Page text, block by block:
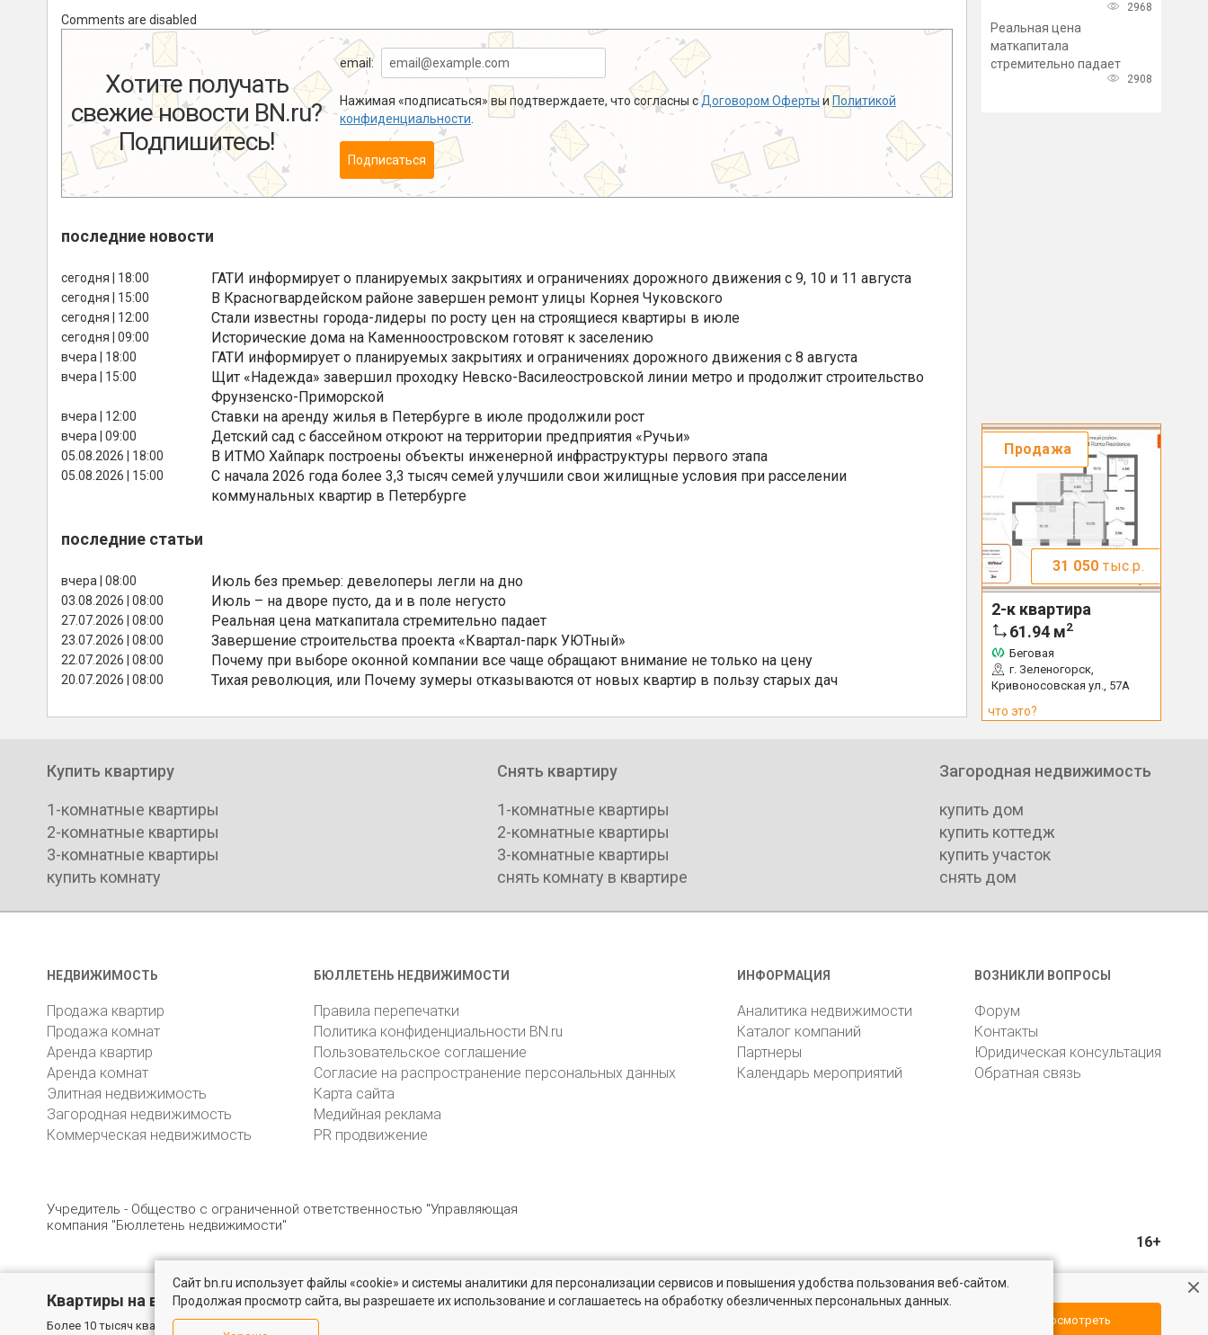
Квартиры на вторичном рынке
Более 10 тысяч квартир в Санкт-Петербурге и области от собственников и агентств недвижимости Посмотреть
Comments are disabled
Хотите получать
свежие новости BN.ru?
Подпишитесь!
email:
Нажимая «подписаться» вы подтверждаете, что согласны с Договором Оферты и Политикой
конфиденциальности
Подписаться
последние новости
сегодня | 18:00 ГАТИ информирует о планируемых закрытиях и ограничениях дорожного движения с 9, 10 и 11 августа
сегодня | 15:00 В Красногвардейском районе завершен ремонт улицы Корнея Чуковского
сегодня | 12:00 Стали известны города-лидеры по росту цен на строящиеся квартиры в июле
сегодня | 09:00 Исторические дома на Каменноостровском готовят к заселению
вчера | 18:00 ГАТИ информирует о планируемых закрытиях и ограничениях дорожного движения с 8 августа
вчера | 15:00
Щит «Надежда» завершил проходку Невско-Василеостровской линии метро и продолжит строительство
Фрунзенско-Приморской
вчера | 12:00 Ставки на аренду жилья в Петербурге в июле продолжили рост
вчера | 09:00 Детский сад с бассейном откроют на территории предприятия «Ручьи»
05.08.2026 | 18:00 В ИТМО Хайпарк построены объекты инженерной инфраструктуры первого этапа
05.08.2026 | 15:00
С начала 2026 года более 3,3 тысяч семей улучшили свои жилищные условия при расселении
коммунальных квартир в Петербурге
последние статьи
вчера | 08:00 Июль без премьер: девелоперы легли на дно
03.08.2026 | 08:00 Июль – на дворе пусто, да и в поле негусто
27.07.2026 | 08:00 Реальная цена маткапитала стремительно падает
23.07.2026 | 08:00 Завершение строительства проекта «Квартал-парк УЮТный»
22.07.2026 | 08:00 Почему при выборе оконной компании все чаще обращают внимание не только на цену
20.07.2026 | 08:00 Тихая революция, или Почему зумеры отказываются от новых квартир в пользу старых дач
2968
Реальная цена
маткапитала
стремительно падает
2908
Продажа
31 050 тыс.р.
2-к квартира
61.94 м2
Беговая
г. Зеленогорск,
Кривоносовская ул., 57А
что это?
Купить квартиру
1-комнатные квартиры
2-комнатные квартиры
3-комнатные квартиры
купить комнату
Снять квартиру
1-комнатные квартиры
2-комнатные квартиры
3-комнатные квартиры
снять комнату в квартире
Загородная недвижимость
купить дом
купить коттедж
купить участок
снять дом
НЕДВИЖИМОСТЬ
Продажа квартир
Продажа комнат
Аренда квартир
Аренда комнат
Элитная недвижимость
Загородная недвижимость
Коммерческая недвижимость
БЮЛЛЕТЕНЬ НЕДВИЖИМОСТИ
Правила перепечатки
Политика конфиденциальности BN.ru
Пользовательское соглашение
Согласие на распространение персональных данных
Карта сайта
Медийная реклама
PR продвижение
ИНФОРМАЦИЯ
Аналитика недвижимости
Каталог компаний
Партнеры
Календарь мероприятий
ВОЗНИКЛИ ВОПРОСЫ
Форум
Контакты
Юридическая консультация
Обратная связь
Учредитель - Общество с ограниченной ответственностью "Управляющая
компания "Бюллетень недвижимости"
16+
© 2005 – 2026, ООО «УК «БН» 8 (812) 331-93-56 196105, Санкт-Петербург, пр. Юрия Гагарина, 1 reklama@bn.ru
Сайт bn.ru использует файлы «cookie» и системы аналитики для персонализации сервисов и повышения удобства пользования веб-сайтом.
Продолжая просмотр сайта, вы разрешаете их использование и соглашаетесь на обработку обезличенных персональных данных.